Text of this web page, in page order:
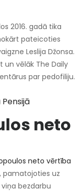
2016. gadā tika
pateicoties
Leslija Džonsa.
un vēlāk The Daily
par pedofiliju.
neto
neto vērtība
pamatojoties uz
bezdarbu